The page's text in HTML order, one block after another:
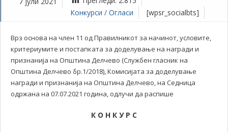
Конкурси / Огласи
[wpsr_socialbts]
Врз основа на член 11 од Правилникот за начинот, условите,
критериумите и постапката за доделување на награди и
признанија на Општина Делчево (Службен гласник на
Општина Делчево бр.1/2018), Комисијата за доделување
награди и признанија на Општина Делчево, на Седница
одржана на 07.07.2021 година, одлучи да распише
К О Н К У Р С